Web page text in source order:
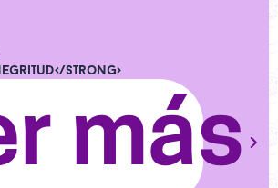
strong>
más